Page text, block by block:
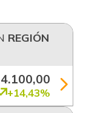
REGIÓN
+14,43%